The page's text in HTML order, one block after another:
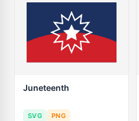
Juneteenth
SVG PNG